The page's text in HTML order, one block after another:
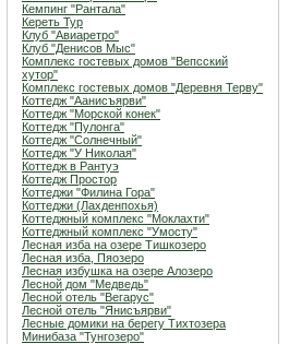
Кемпинг "Рантала"
Кереть Тур
Клуб "Авиаретро"
Клуб "Денисов Мыс"
Комплекс гостевых домов "Вепсский
хутор"
Комплекс гостевых домов "Деревня Терву"
Коттедж "Аанисъярви"
Коттедж "Морской конек"
Коттедж "Пулонга"
Коттедж "Солнечный"
Коттедж "У Николая"
Коттедж в Рантуэ
Коттедж Простор
Коттеджи "Филина Гора"
Коттеджи (Лахденпохья)
Коттеджный комплекс "Мoклахти"
Коттеджный комплекс "Умосту"
Лесная изба на озере Тишкозеро
Лесная изба, Пяозеро
Лесная избушка на озере Алозеро
Лесной дом "Медведь"
Лесной отель "Вегарус"
Лесной отель "Янисъярви"
Лесные домики на берегу Тихтозера
Минибаза "Тунгозеро"